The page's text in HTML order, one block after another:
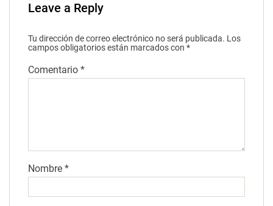
Leave a Reply
Tu dirección de correo electrónico no será publicada. Los
campos obligatorios están marcados con *
Comentario *
Nombre *